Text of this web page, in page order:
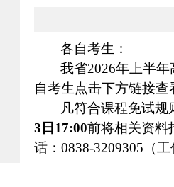
各自考生：
我省2026年上半
自考生点击下方链接
凡符合课程免试
3日17:00前将相关资料
话：0838-3209305（